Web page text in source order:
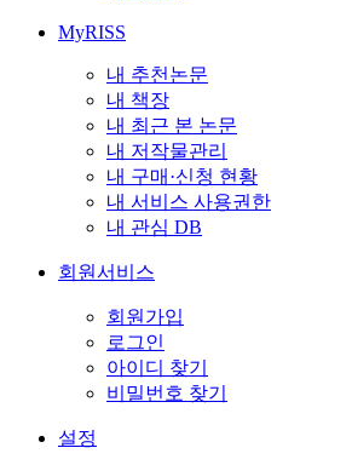
MyRISS
내 추천논문
내 책장
내 최근 본 논문
내 저작물관리
내 구매·신청 현황
내 서비스 사용권한
내 관심 DB
회원서비스
회원가입
로그인
아이디 찾기
비밀번호 찾기
설정